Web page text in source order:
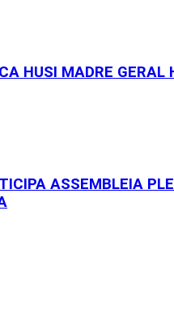
HUSI MADRE
ASSEMBLEIA